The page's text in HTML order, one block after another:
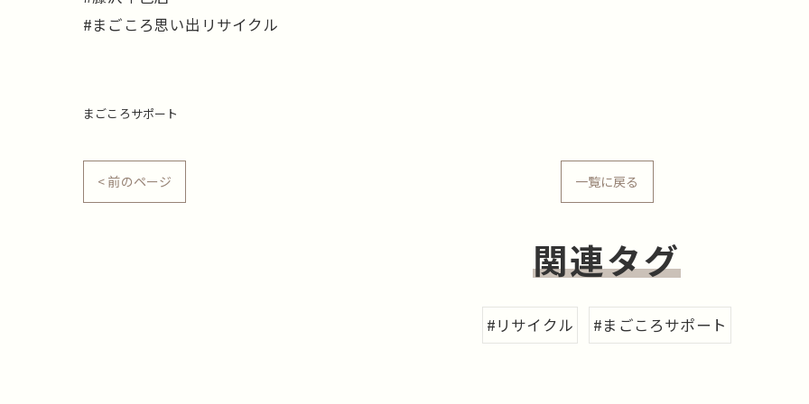
#まごころ思い出リサイクル
まごころサポート
< 前のページ 一覧に戻る
関連タグ
#リサイクル #まごころサポート